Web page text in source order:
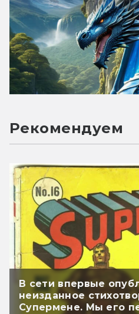
Рекомендуем
В сети впервые
неизданное
Супермене. Мы его